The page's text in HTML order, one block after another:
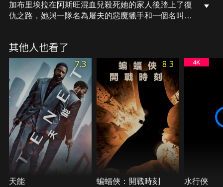
加布里埃拉在阿斯旺混血兒殺死她的家人後踏上了復
仇之路，她與一隊名為屠夫的惡魔獵手和一個名叫博
拉糾纏在一起。在此過程中，加布里埃拉發現了與博
洛不太可能的伙伴關係。他們沒有意識到的是，他們
都是一個扭曲計劃中的棋子，該計劃是在引誘和摧毀
這片土地上最優秀的惡魔獵手……
其他人也看了
7.3
天能
8.3
蝙蝠俠：開戰時刻 水行俠